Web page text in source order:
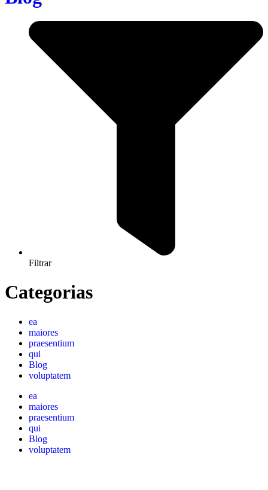
Filtrar
Categorias
ea
maiores
praesentium
qui
Blog
voluptatem
ea
maiores
praesentium
qui
Blog
voluptatem